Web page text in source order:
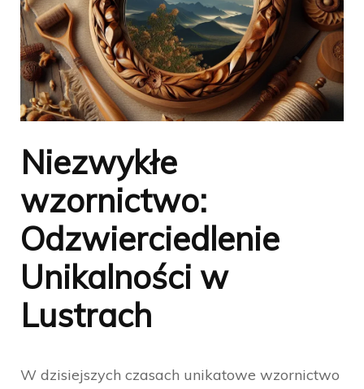
Niezwykłe
wzornictwo:
Odzwierciedlenie
Unikalności w
Lustrach
W dzisiejszych czasach unikatowe wzornictwo